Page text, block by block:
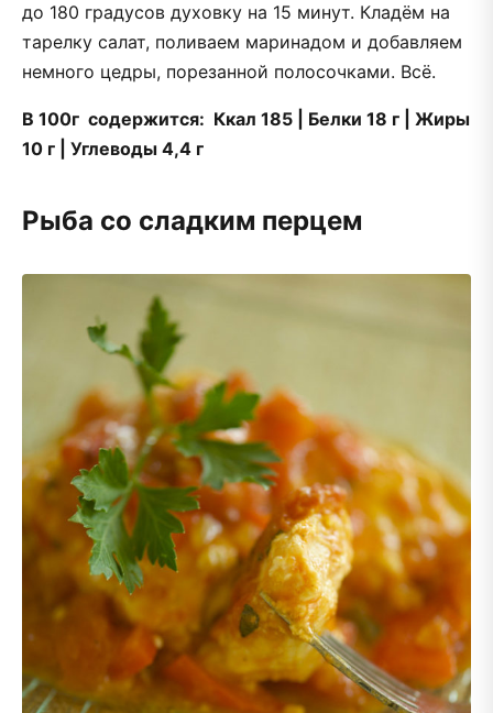
до 180 градусов духовку на 15 минут. Кладём на
тарелку салат, поливаем маринадом и добавляем
немного цедры, порезанной полосочками. Всё.
В 100г содержится: Ккал 185 | Белки 18 г | Жиры
10 г | Углеводы 4,4 г
Рыба со сладким перцем